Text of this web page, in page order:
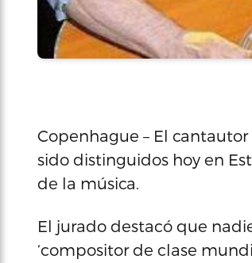
Copenhague – El
sido distinguidos hoy en
de la música.
El jurado destacó que
‘compositor de clase